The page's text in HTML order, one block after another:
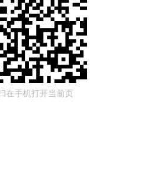
在手机打开当前页